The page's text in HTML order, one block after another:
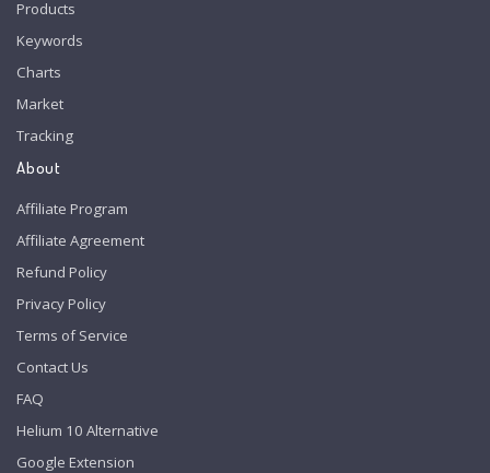
Products
Keywords
Charts
Market
Tracking
About
Affiliate Program
Affiliate Agreement
Refund Policy
Privacy Policy
Terms of Service
Contact Us
FAQ
Helium 10 Alternative
Google Extension